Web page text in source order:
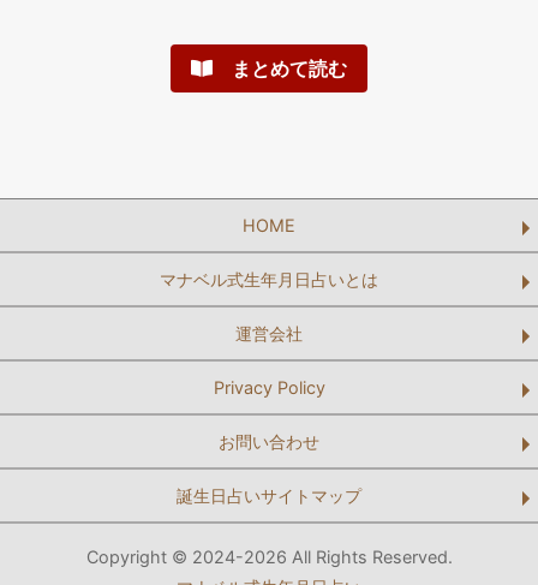
まとめて読む
HOME
マナベル式生年月日占いとは
運営会社
Privacy Policy
お問い合わせ
誕生日占いサイトマップ
Copyright © 2024-2026 All Rights Reserved.